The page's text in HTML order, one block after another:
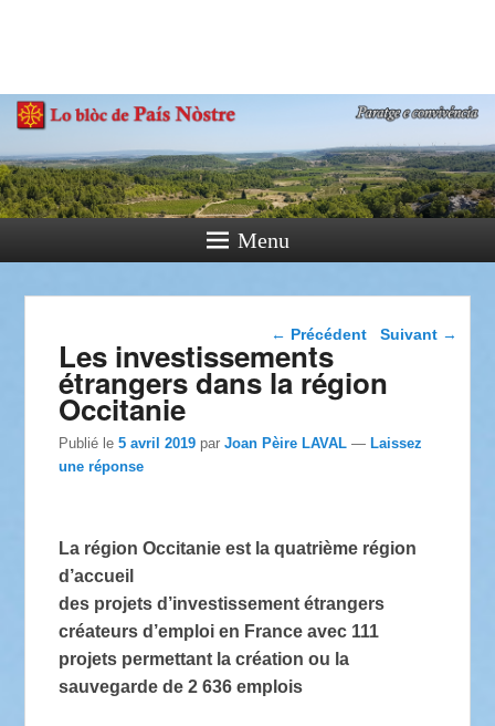
Paratge e Convivència
Menu
Navigation dans les
← Précédent Suivant →
Les investissements
étrangers dans la région
Occitanie
Publié le5 avril 2019 parJoan Pèire LAVAL —Laissez
une réponse
La région Occitanie est la quatrième région
d’accueil
des projets d’investissement étrangers
créateurs d’emploi en France avec 111
projets permettant la création ou la
sauvegarde de 2 636 emplois